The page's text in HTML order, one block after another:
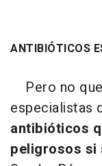
ANTIBIÓTICOS
Pero no
especialistas
antibióticos
peligrosos si